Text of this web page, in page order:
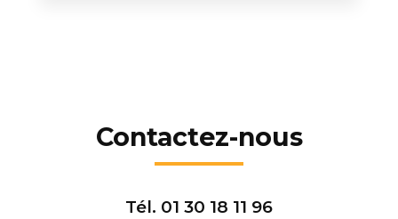
Contactez-nous
Tél. 01 30 18 11 96